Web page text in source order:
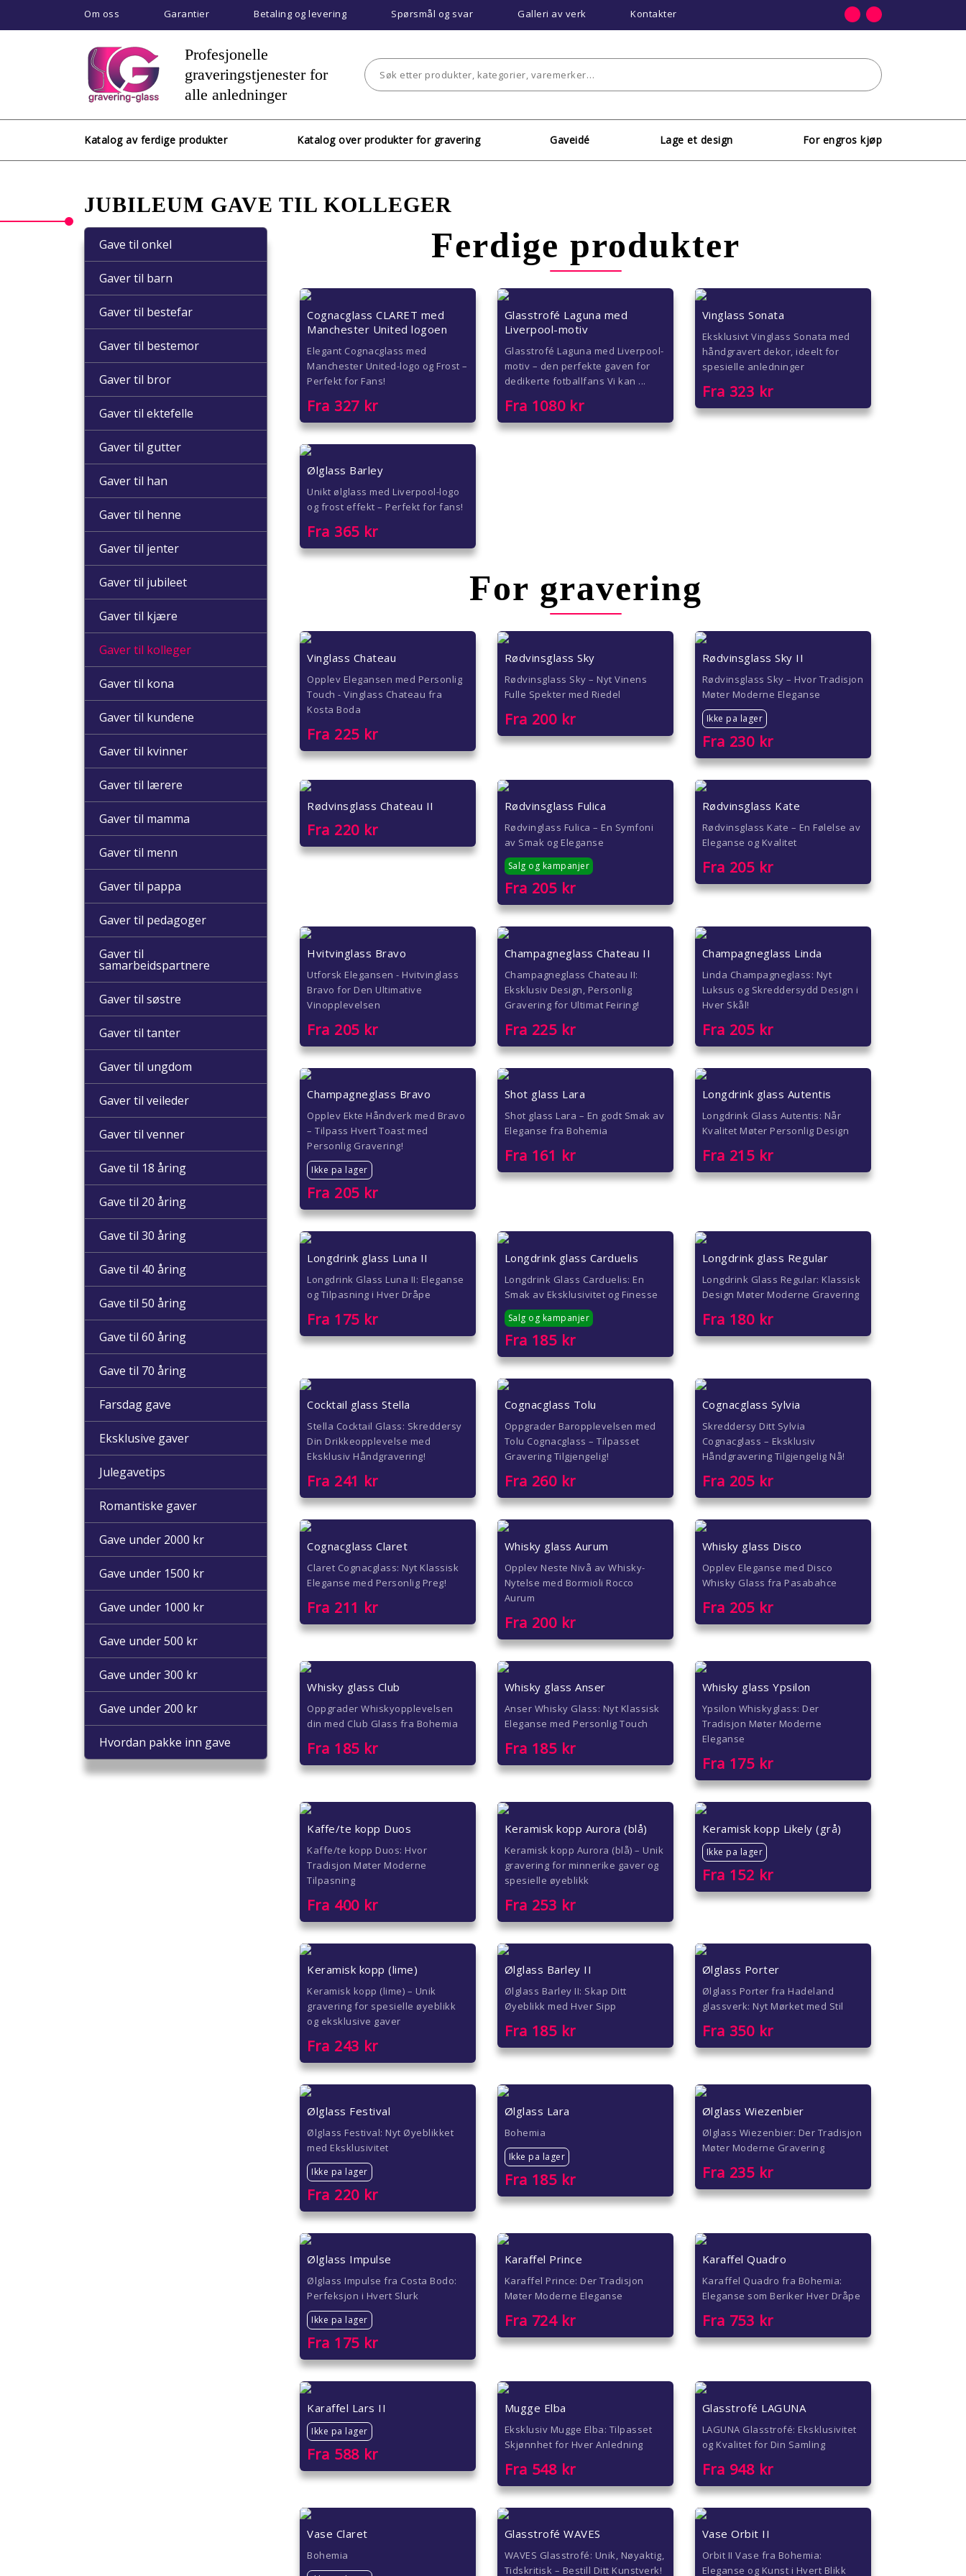
Om oss Garantier Betaling og levering Spørsmål og svar Galleri av verk Kontakter
Profesjonelle
graveringstjenester for
alle anledninger
Katalog av ferdige produkter Katalog over produkter for gravering Gaveidé Lage et design For engros kjøp
JUBILEUM GAVE TIL KOLLEGER
Gave til onkel
Gaver til barn
Gaver til bestefar
Gaver til bestemor
Gaver til bror
Gaver til ektefelle
Gaver til gutter
Gaver til han
Gaver til henne
Gaver til jenter
Gaver til jubileet
Gaver til kjære
Gaver til kolleger
Gaver til kona
Gaver til kundene
Gaver til kvinner
Gaver til lærere
Gaver til mamma
Gaver til menn
Gaver til pappa
Gaver til pedagoger
Gaver til
samarbeidspartnere
Gaver til søstre
Gaver til tanter
Gaver til ungdom
Gaver til veileder
Gaver til venner
Gave til 18 åring
Gave til 20 åring
Gave til 30 åring
Gave til 40 åring
Gave til 50 åring
Gave til 60 åring
Gave til 70 åring
Farsdag gave
Eksklusive gaver
Julegavetips
Romantiske gaver
Gave under 2000 kr
Gave under 1500 kr
Gave under 1000 kr
Gave under 500 kr
Gave under 300 kr
Gave under 200 kr
Hvordan pakke inn gave
Ferdige produkter
Cognacglass CLARET med
Manchester United logoen
Elegant Cognacglass med
Manchester United-logo og Frost –
Perfekt for Fans!
Fra 327kr
Glasstrofé Laguna med
Liverpool-motiv
Glasstrofé Laguna med Liverpool-
motiv – den perfekte gaven for
dedikerte fotballfans Vi kan ...
Fra 1080kr
Vinglass Sonata
Eksklusivt Vinglass Sonata med
håndgravert dekor, ideelt for
spesielle anledninger
Fra 323 kr
Ølglass Barley
Unikt ølglass med Liverpool-logo
og frost effekt – Perfekt for fans!
Fra 365kr
For gravering
Vinglass Chateau
Opplev Elegansen med Personlig
Touch - Vinglass Chateau fra
Kosta Boda
Fra 225kr
Rødvinsglass Sky
Rødvinsglass Sky – Nyt Vinens
Fulle Spekter med Riedel
Fra 200kr
Rødvinsglass Sky II
Rødvinsglass Sky – Hvor Tradisjon
Møter Moderne Eleganse
Ikke pa lager
Fra 230kr
Rødvinsglass Chateau II
Fra 220kr
Rødvinsglass Fulica
Rødvinglass Fulica – En Symfoni
av Smak og Eleganse
Salg og kampanjer
Fra 205kr
Rødvinsglass Kate
Rødvinsglass Kate – En Følelse av
Eleganse og Kvalitet
Fra 205kr
Hvitvinglass Bravo
Utforsk Elegansen - Hvitvinglass
Bravo for Den Ultimative
Vinopplevelsen
Fra 205kr
Champagneglass Chateau II
Champagneglass Chateau II:
Eksklusiv Design, Personlig
Gravering for Ultimat Feiring!
Fra 225kr
Champagneglass Linda
Linda Champagneglass: Nyt
Luksus og Skreddersydd Design i
Hver Skål!
Fra 205kr
Champagneglass Bravo
Opplev Ekte Håndverk med Bravo
– Tilpass Hvert Toast med
Personlig Gravering!
Ikke pa lager
Fra 205kr
Shot glass Lara
Shot glass Lara – En godt Smak av
Eleganse fra Bohemia
Fra 161 kr
Longdrink glass Autentis
Longdrink Glass Autentis: Når
Kvalitet Møter Personlig Design
Fra 215kr
Longdrink glass Luna II
Longdrink Glass Luna II: Eleganse
og Tilpasning i Hver Dråpe
Fra 175kr
Longdrink glass Carduelis
Longdrink Glass Carduelis: En
Smak av Eksklusivitet og Finesse
Salg og kampanjer
Fra 185kr
Longdrink glass Regular
Longdrink Glass Regular: Klassisk
Design Møter Moderne Gravering
Fra 180kr
Cocktail glass Stella
Stella Cocktail Glass: Skreddersy
Din Drikkeopplevelse med
Eksklusiv Håndgravering!
Fra 241 kr
Cognacglass Tolu
Oppgrader Baropplevelsen med
Tolu Cognacglass – Tilpasset
Gravering Tilgjengelig!
Fra 260kr
Cognacglass Sylvia
Skreddersy Ditt Sylvia
Cognacglass – Eksklusiv
Håndgravering Tilgjengelig Nå!
Fra 205kr
Cognacglass Claret
Claret Cognacglass: Nyt Klassisk
Eleganse med Personlig Preg!
Fra 211 kr
Whisky glass Aurum
Opplev Neste Nivå av Whisky-
Nytelse med Bormioli Rocco
Aurum
Fra 200kr
Whisky glass Disco
Opplev Eleganse med Disco
Whisky Glass fra Pasabahce
Fra 205kr
Whisky glass Club
Oppgrader Whiskyopplevelsen
din med Club Glass fra Bohemia
Fra 185kr
Whisky glass Anser
Anser Whisky Glass: Nyt Klassisk
Eleganse med Personlig Touch
Fra 185kr
Whisky glass Ypsilon
Ypsilon Whiskyglass: Der
Tradisjon Møter Moderne
Eleganse
Fra 175kr
Kaffe/te kopp Duos
Kaffe/te kopp Duos: Hvor
Tradisjon Møter Moderne
Tilpasning
Fra 400kr
Keramisk kopp Aurora (blå)
Keramisk kopp Aurora (blå) – Unik
gravering for minnerike gaver og
spesielle øyeblikk
Fra 253 kr
Keramisk kopp Likely (grå)
Ikke pa lager
Fra 152 kr
Keramisk kopp (lime)
Keramisk kopp (lime) – Unik
gravering for spesielle øyeblikk
og eksklusive gaver
Fra 243 kr
Ølglass Barley II
Ølglass Barley II: Skap Ditt
Øyeblikk med Hver Sipp
Fra 185kr
Ølglass Porter
Ølglass Porter fra Hadeland
glassverk: Nyt Mørket med Stil
Fra 350kr
Ølglass Festival
Ølglass Festival: Nyt Øyeblikket
med Eksklusivitet
Ikke pa lager
Fra 220kr
Ølglass Lara
Bohemia
Ikke pa lager
Fra 185kr
Ølglass Wiezenbier
Ølglass Wiezenbier: Der Tradisjon
Møter Moderne Gravering
Fra 235kr
Ølglass Impulse
Ølglass Impulse fra Costa Bodo:
Perfeksjon i Hvert Slurk
Ikke pa lager
Fra 175kr
Karaffel Prince
Karaffel Prince: Der Tradisjon
Møter Moderne Eleganse
Fra 724kr
Karaffel Quadro
Karaffel Quadro fra Bohemia:
Eleganse som Beriker Hver Dråpe
Fra 753 kr
Karaffel Lars II
Ikke pa lager
Fra 588kr
Mugge Elba
Eksklusiv Mugge Elba: Tilpasset
Skjønnhet for Hver Anledning
Fra 548kr
Glasstrofé LAGUNA
LAGUNA Glasstrofé: Eksklusivitet
og Kvalitet for Din Samling
Fra 948kr
Vase Claret
Bohemia
Glasstrofé WAVES
WAVES Glasstrofé: Unik, Nøyaktig,
Tidskritisk – Bestill Ditt Kunstverk!
Vase Orbit II
Orbit II Vase fra Bohemia:
Eleganse og Kunst i Hvert Blikk